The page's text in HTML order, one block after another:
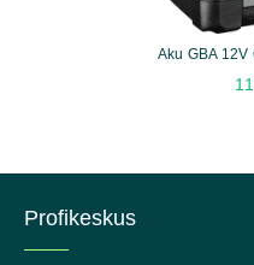
Aku GBA
Profikeskus